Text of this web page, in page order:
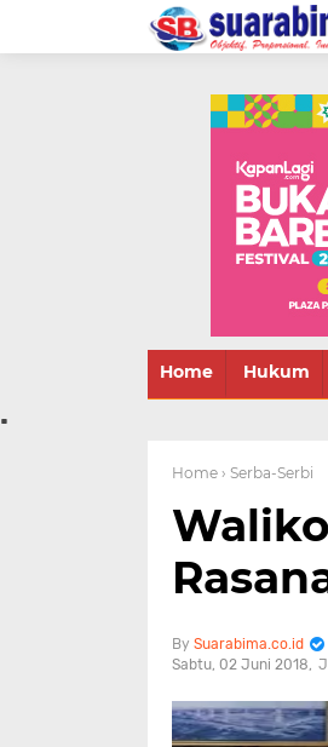
informasi terbaru
Bima dan daerah
Home Hukum
.
Home › Serba-Serbi
Suarabima.co.id
Sabtu, 02 Juni 2018